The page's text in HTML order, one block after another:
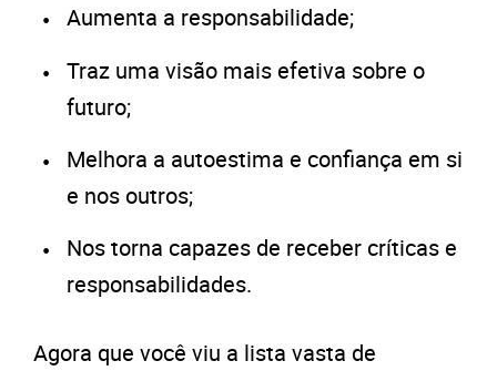
Aumenta a responsabilidade;
Traz uma visão mais efetiva sobre o
futuro;
Melhora a autoestima e confiança em si
e nos outros;
Nos torna capazes de receber críticas e
responsabilidades.
Agora que você viu a lista vasta de